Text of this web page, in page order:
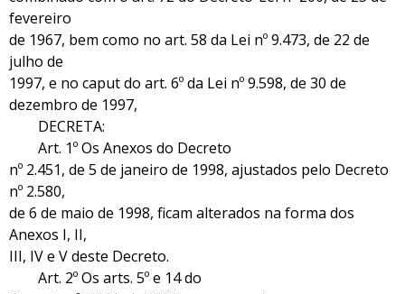
fevereiro
de 1967, bem como no art. 58 da Lei nº 9.473, de 22 de
julho de
1997, e no caput do art. 6º da Lei nº 9.598, de 30 de
dezembro de 1997,
DECRETA:
Art. 1º Os Anexos do Decreto
nº 2.451, de 5 de janeiro de 1998, ajustados pelo Decreto
nº 2.580,
de 6 de maio de 1998, ficam alterados na forma dos
Anexos I, II,
III, IV e V deste Decreto.
Art. 2º Os arts. 5º e 14 do